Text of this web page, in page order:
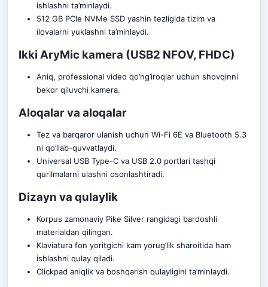
ishlashni ta’minlaydi.
512 GB PCIe NVMe SSD yashin tezligida tizim va
ilovalarni yuklashni ta’minlaydi.
Ikki AryMic kamera (USB2 NFOV, FHDC)
Aniq, professional video qo’ng’iroqlar uchun shovqinni
bekor qiluvchi kamera.
Aloqalar va aloqalar
Tez va barqaror ulanish uchun Wi-Fi 6E va Bluetooth 5.3
ni qo’llab-quvvatlaydi.
Universal USB Type-C va USB 2.0 portlari tashqi
qurilmalarni ulashni osonlashtiradi.
Dizayn va qulaylik
Korpus zamonaviy Pike Silver rangidagi bardoshli
materialdan qilingan.
Klaviatura fon yoritgichi kam yorug’lik sharoitida ham
ishlashni qulay qiladi.
Clickpad aniqlik va boshqarish qulayligini ta’minlaydi.